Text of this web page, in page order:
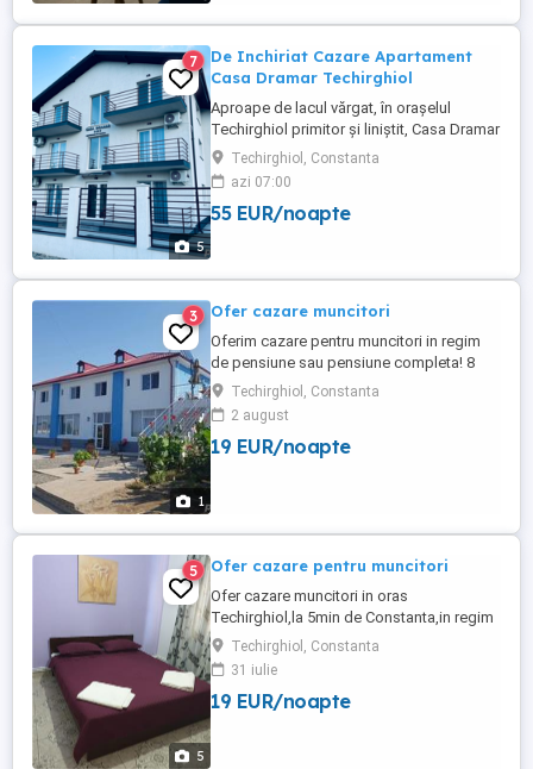
5
7
De Inchiriat Cazare Apartament
Casa Dramar Techirghiol
Aproape de lacul vărgat, în orașelul
Techirghiol primitor și liniștit, Casa Dramar
își deschide porțile cu mult entuziasm și
dorința de a oferi oaspeților vacanțe de
neuitat. Casa Dramar vă pune la dispoziție
apartamente confortabile și moderne.
Techirghiol, Constanta
azi 07:00
55 EUR/noapte
1
3 Ofer cazare muncitori
Oferim cazare pentru muncitori in regim
de pensiune sau pensiune completa! 8
camere duble,cu bai propri,complet
mobilate,tv in fiecare camera,wi fi,condiții
excelente la prețuri rezonabile! La parter
se afla restaurantul,unde optional se
Techirghiol, Constanta
2 august
19 EUR/noapte
5
5 Ofer cazare pentru muncitori
Ofer cazare muncitori in oras
Techirghiol,la 5min de Constanta,in regim
de pensiune sau apartamente la preturi
foarte convenabile! Posibilitate de a oferi
pe langa cazare si masa( mic dejun-cina)!
Mai multe informatii la tel
Techirghiol, Constanta
31 iulie
19 EUR/noapte